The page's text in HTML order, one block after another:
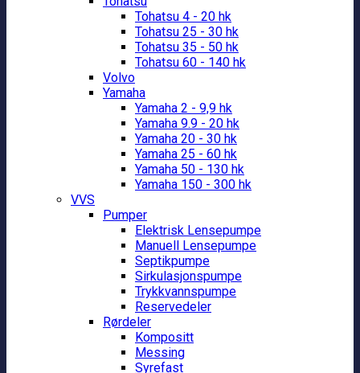
Tohatsu 4 - 20 hk
Tohatsu 25 - 30 hk
Tohatsu 35 - 50 hk
Tohatsu 60 - 140 hk
Volvo
Yamaha
Yamaha 2 - 9,9 hk
Yamaha 9.9 - 20 hk
Yamaha 20 - 30 hk
Yamaha 25 - 60 hk
Yamaha 50 - 130 hk
Yamaha 150 - 300 hk
VVS
Pumper
Elektrisk Lensepumpe
Manuell Lensepumpe
Septikpumpe
Sirkulasjonspumpe
Trykkvannspumpe
Reservedeler
Rørdeler
Kompositt
Messing
Syrefast